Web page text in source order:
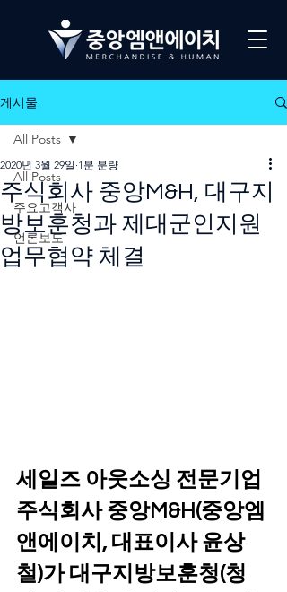
게시물
All Posts
주요고객사
언론보도
All Posts
주식회사 중앙M&H, 대구지
방보훈청과 제대군인지원
업무협약 체결
2020년 3월 29일 1분 분량
세일즈 아웃소싱 전문기업
주식회사 중앙M&H(중앙엠
앤에이치, 대표이사 윤상
철)가 대구지방보훈청(청